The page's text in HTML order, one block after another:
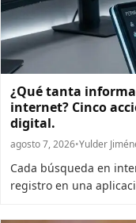
¿Qué tanta
internet? Cinco
digital.
agosto 7, 2026•Yulder
Cada búsqueda en
registro en una